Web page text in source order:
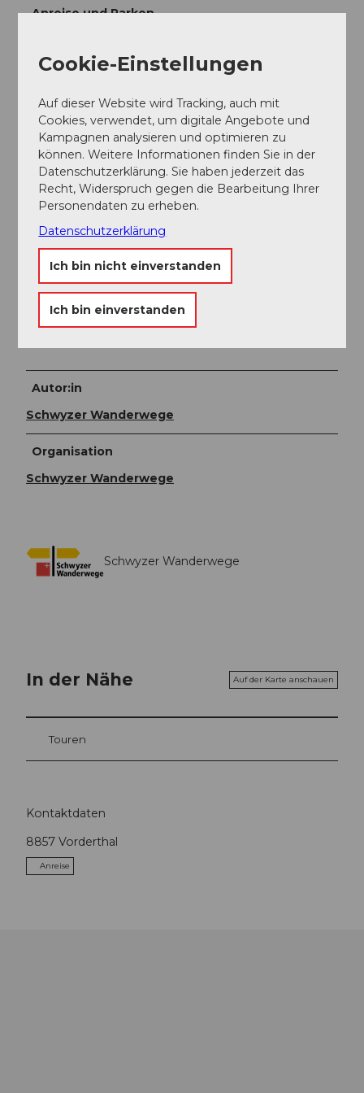
Anreise und Parken
Mit dem Auto auf die Sattelegg.
Grosser Parkplatz auf der Sattelegg.
Öffentliche Verkehrsmittel
Vorderthal im Wägital ist mit Zug (bis Siebnen–
Wangen) und Bus erreichbar. Weiter mit PW oder Taxi
auf die Sattelegg.
Einkehren: Bergrestaurant Sattelegg
Tel. 055 412 51 5
www.sattelegg.ch
Autor:in
Schwyzer Wanderwege
Organisation
Schwyzer Wanderwege
Schwyzer Wanderwege
In der Nähe Auf der Karte anschauen
Touren
Kontaktdaten
8857 Vorderthal
Anreise
Cookie-Einstellungen
Auf dieser Website wird Tracking, auch mit
Cookies, verwendet, um digitale Angebote und
Kampagnen analysieren und optimieren zu
können. Weitere Informationen finden Sie in der
Datenschutzerklärung. Sie haben jederzeit das
Recht, Widerspruch gegen die Bearbeitung Ihrer
Personendaten zu erheben.
Datenschutzerklärung
Ich bin nicht einverstanden
Ich bin einverstanden